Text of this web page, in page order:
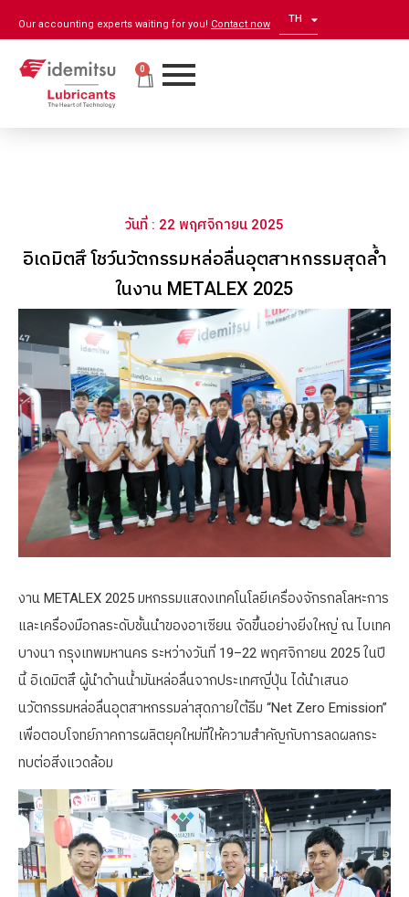
Our accounting experts waiting for you! Contact now TH
EN
0
วันที่ : 22 พฤศจิกายน 2025
อิเดมิตสึ โชว์นวัตกรรมหล่อลื่นอุตสาหกรรมสุดล้ำ
ในงาน METALEX 2025
งาน METALEX 2025 มหกรรมแสดงเทคโนโลยีเครื่องจักรกลโลหะการ
และเครื่องมือกลระดับชั้นนำของอาเซียน จัดขึ้นอย่างยิ่งใหญ่ ณ ไบเทค
บางนา กรุงเทพมหานคร ระหว่างวันที่ 19–22 พฤศจิกายน 2025 ในปี
นี้ อิเดมิตสึ ผู้นำด้านน้ำมันหล่อลื่นจากประเทศญี่ปุ่น ได้นำเสนอ
นวัตกรรมหล่อลื่นอุตสาหกรรมล่าสุดภายใต้ธีม “Net Zero Emission”
เพื่อตอบโจทย์ภาคการผลิตยุคใหม่ที่ให้ความสำคัญกับการลดผลกระ
ทบต่อสิ่งแวดล้อม